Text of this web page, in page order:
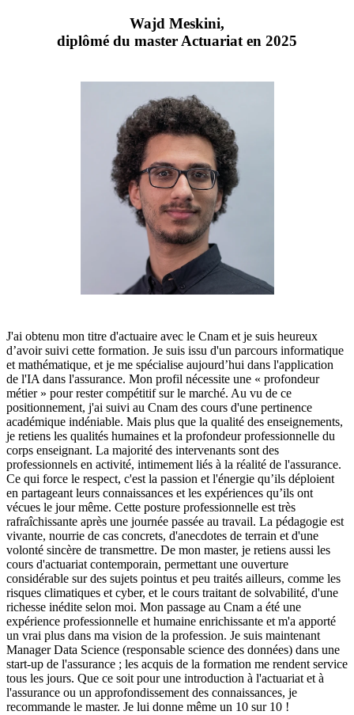
Wajd Meskini,
diplômé du master Actuariat en 2025
J'ai obtenu mon titre d'actuaire avec le Cnam et je suis heureux
d’avoir suivi cette formation. Je suis issu d'un parcours informatique
et mathématique, et je me spécialise aujourd’hui dans l'application
de l'IA dans l'assurance. Mon profil nécessite une « profondeur
métier » pour rester compétitif sur le marché. Au vu de ce
positionnement, j'ai suivi au Cnam des cours d'une pertinence
académique indéniable. Mais plus que la qualité des enseignements,
je retiens les qualités humaines et la profondeur professionnelle du
corps enseignant. La majorité des intervenants sont des
professionnels en activité, intimement liés à la réalité de l'assurance.
Ce qui force le respect, c'est la passion et l'énergie qu’ils déploient
en partageant leurs connaissances et les expériences qu’ils ont
vécues le jour même. Cette posture professionnelle est très
rafraîchissante après une journée passée au travail. La pédagogie est
vivante, nourrie de cas concrets, d'anecdotes de terrain et d'une
volonté sincère de transmettre. De mon master, je retiens aussi les
cours d'actuariat contemporain, permettant une ouverture
considérable sur des sujets pointus et peu traités ailleurs, comme les
risques climatiques et cyber, et le cours traitant de solvabilité, d'une
richesse inédite selon moi. Mon passage au Cnam a été une
expérience professionnelle et humaine enrichissante et m'a apporté
un vrai plus dans ma vision de la profession. Je suis maintenant
Manager Data Science (responsable science des données) dans une
start-up de l'assurance ; les acquis de la formation me rendent service
tous les jours. Que ce soit pour une introduction à l'actuariat et à
l'assurance ou un approfondissement des connaissances, je
recommande le master. Je lui donne même un 10 sur 10 !